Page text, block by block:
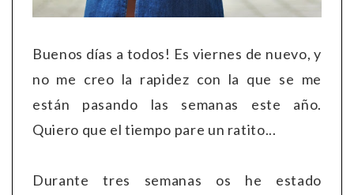
Buenos días a todos! Es viernes de nuevo, y
no me creo la rapidez con la que se me
están pasando las semanas este año.
Quiero que el tiempo pare un ratito...
Durante tres semanas os he estado